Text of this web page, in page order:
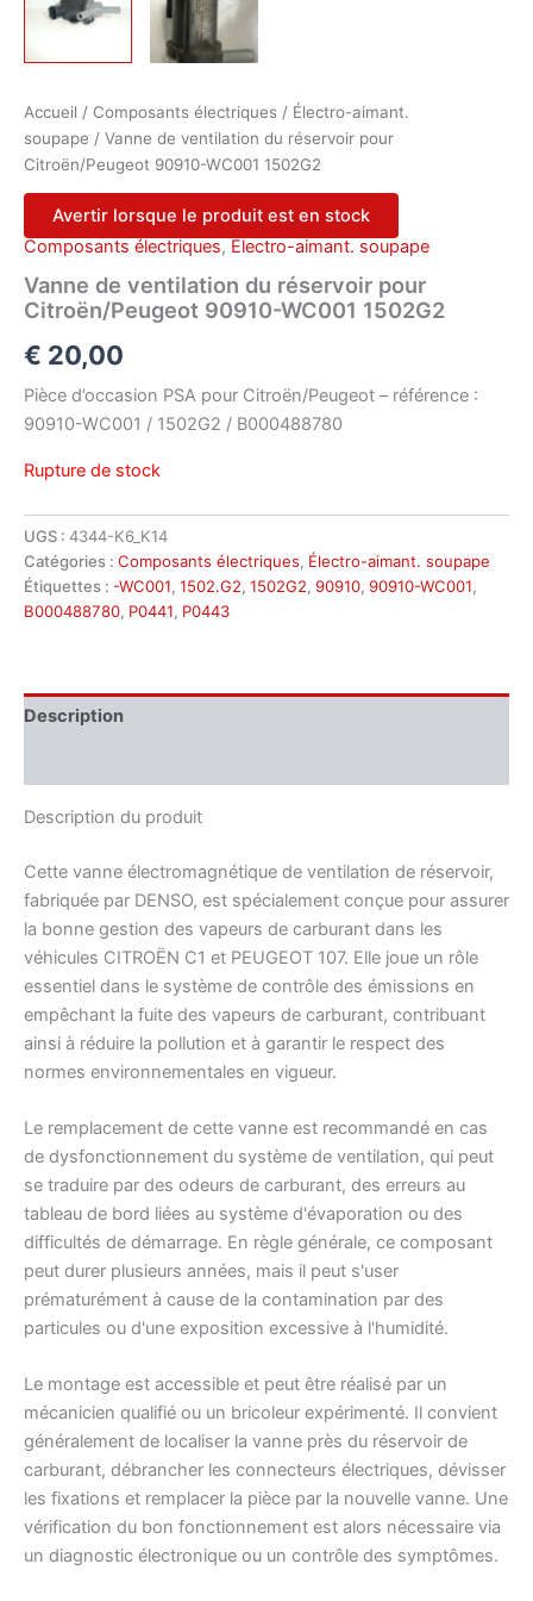
Accueil / Composants électriques / Électro-aimant.
soupape / Vanne de ventilation du réservoir pour
Citroën/Peugeot 90910-WC001 1502G2
Avertir lorsque le produit est en stock
Composants électriques, Électro-aimant. soupape
Vanne de ventilation du réservoir pour
Citroën/Peugeot 90910-WC001 1502G2
€ 20,00
Pièce d’occasion PSA pour Citroën/Peugeot – référence :
90910-WC001 / 1502G2 / B000488780
Rupture de stock
UGS : 4344-K6_K14
Catégories : Composants électriques, Électro-aimant. soupape
Étiquettes : -WC001, 1502.G2, 1502G2, 90910, 90910-WC001,
B000488780, P0441, P0443
Description
Description du produit
Cette vanne électromagnétique de ventilation de réservoir,
fabriquée par DENSO, est spécialement conçue pour assurer
la bonne gestion des vapeurs de carburant dans les
véhicules CITROËN C1 et PEUGEOT 107. Elle joue un rôle
essentiel dans le système de contrôle des émissions en
empêchant la fuite des vapeurs de carburant, contribuant
ainsi à réduire la pollution et à garantir le respect des
normes environnementales en vigueur.
Le remplacement de cette vanne est recommandé en cas
de dysfonctionnement du système de ventilation, qui peut
se traduire par des odeurs de carburant, des erreurs au
tableau de bord liées au système d'évaporation ou des
difficultés de démarrage. En règle générale, ce composant
peut durer plusieurs années, mais il peut s'user
prématurément à cause de la contamination par des
particules ou d'une exposition excessive à l'humidité.
Le montage est accessible et peut être réalisé par un
mécanicien qualifié ou un bricoleur expérimenté. Il convient
généralement de localiser la vanne près du réservoir de
carburant, débrancher les connecteurs électriques, dévisser
les fixations et remplacer la pièce par la nouvelle vanne. Une
vérification du bon fonctionnement est alors nécessaire via
un diagnostic électronique ou un contrôle des symptômes.